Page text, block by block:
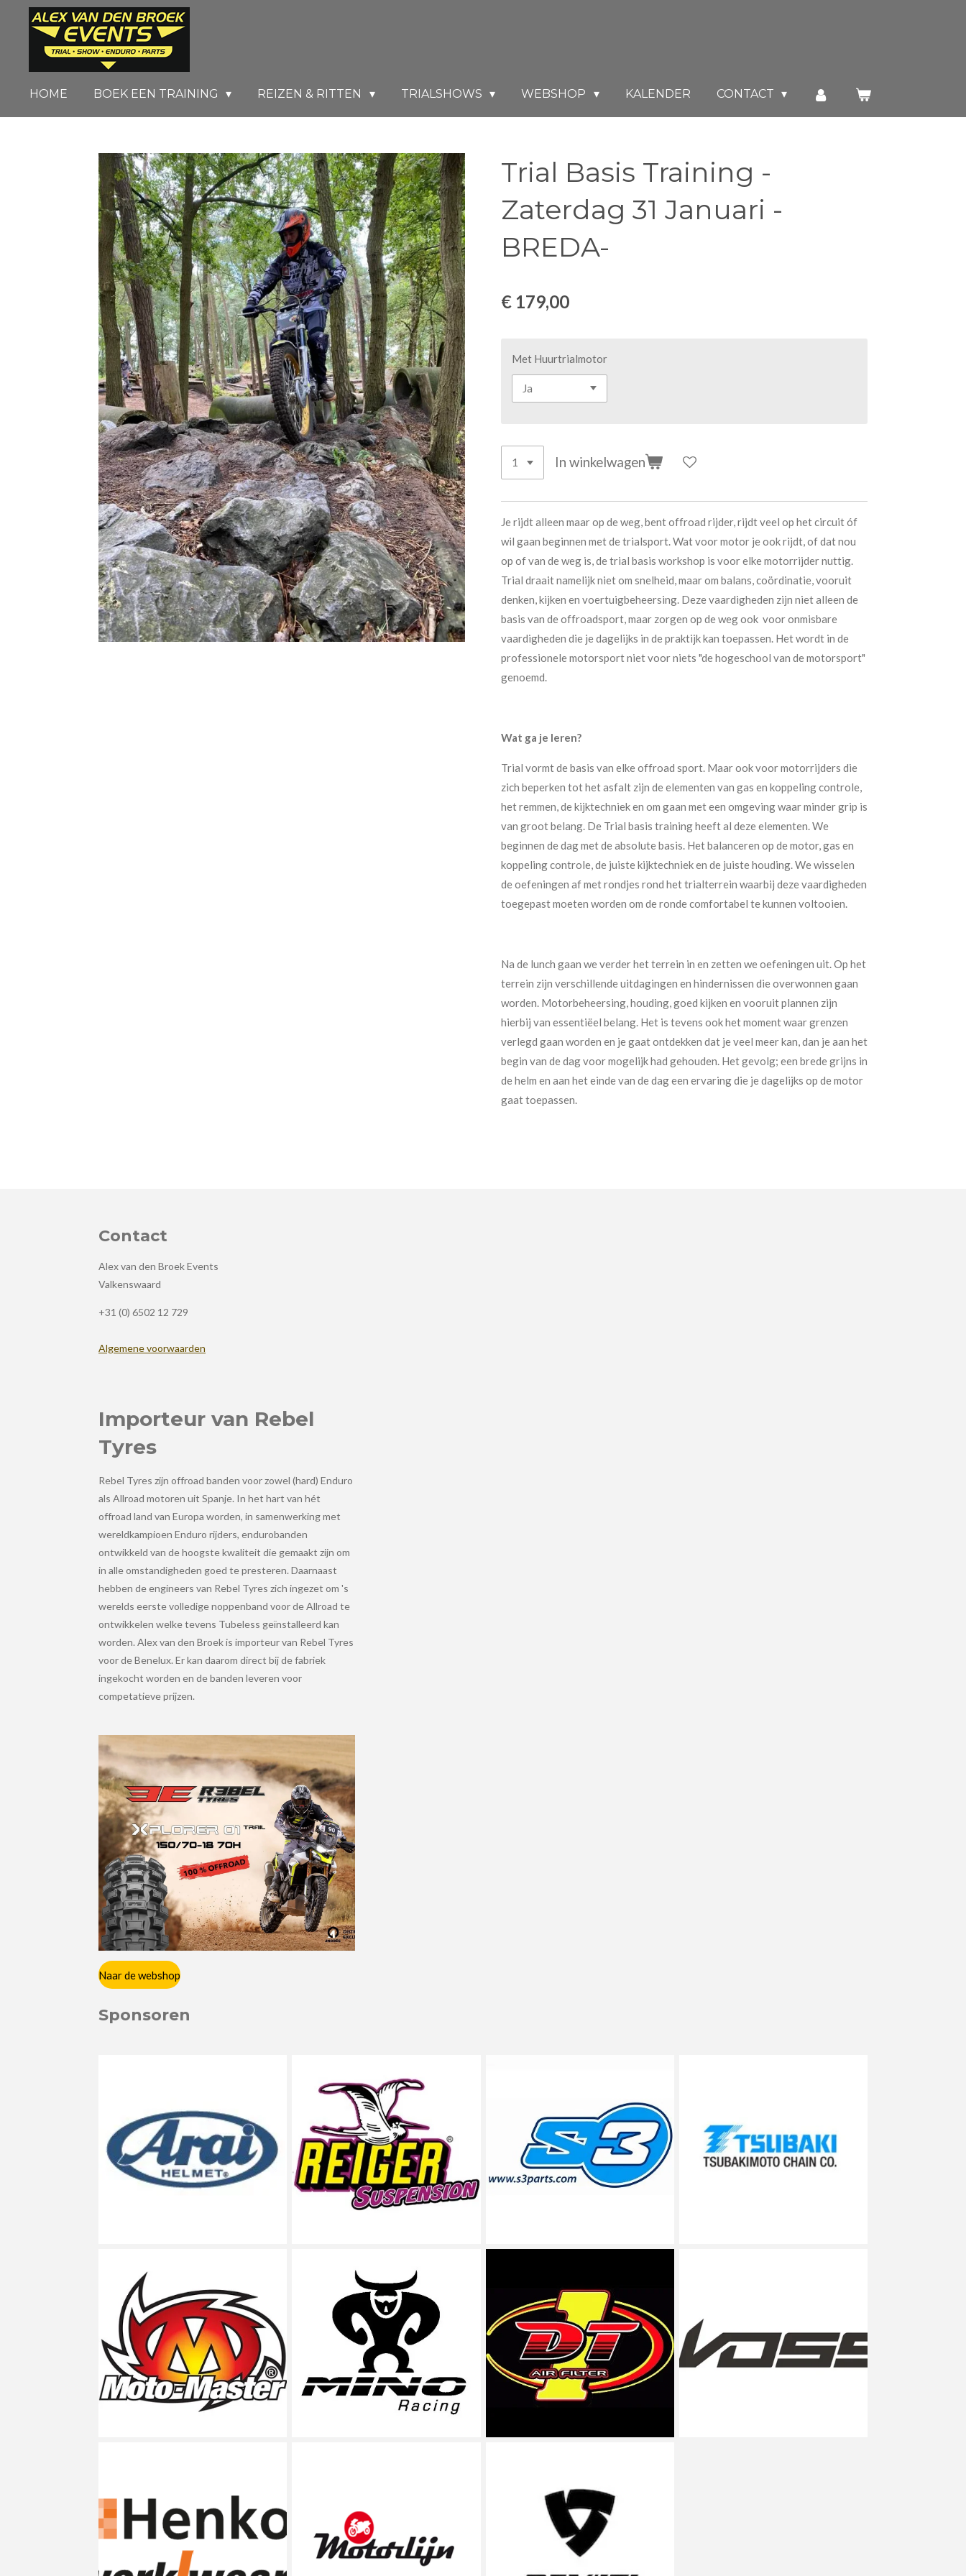
hoofdinhoud
HOME BOEK EEN TRAINING REIZEN & RITTEN TRIALSHOWS WEBSHOP KALENDER CONTACT
Trial Basis Training -
Zaterdag 31 Januari -
BREDA-
€ 179,00
Met Huurtrialmotor
In winkelwagen
Je rijdt alleen maar op de weg, bent offroad rijder, rijdt veel op het circuit óf
wil gaan beginnen met de trialsport. Wat voor motor je ook rijdt, of dat nou
op of van de weg is, de trial basis workshop is voor elke motorrijder nuttig.
Trial draait namelijk niet om snelheid, maar om balans, coördinatie, vooruit
denken, kijken en voertuigbeheersing. Deze vaardigheden zijn niet alleen de
basis van de offroadsport, maar zorgen op de weg ook voor onmisbare
vaardigheden die je dagelijks in de praktijk kan toepassen. Het wordt in de
professionele motorsport niet voor niets "de hogeschool van de motorsport"
genoemd.
Wat ga je leren?
Trial vormt de basis van elke offroad sport. Maar ook voor motorrijders die
zich beperken tot het asfalt zijn de elementen van gas en koppeling controle,
het remmen, de kijktechniek en om gaan met een omgeving waar minder grip is
van groot belang. De Trial basis training heeft al deze elementen. We
beginnen de dag met de absolute basis. Het balanceren op de motor, gas en
koppeling controle, de juiste kijktechniek en de juiste houding. We wisselen
de oefeningen af met rondjes rond het trialterrein waarbij deze vaardigheden
toegepast moeten worden om de ronde comfortabel te kunnen voltooien.
Na de lunch gaan we verder het terrein in en zetten we oefeningen uit. Op het
terrein zijn verschillende uitdagingen en hindernissen die overwonnen gaan
worden. Motorbeheersing, houding, goed kijken en vooruit plannen zijn
hierbij van essentiëel belang. Het is tevens ook het moment waar grenzen
verlegd gaan worden en je gaat ontdekken dat je veel meer kan, dan je aan het
begin van de dag voor mogelijk had gehouden. Het gevolg; een brede grijns in
de helm en aan het einde van de dag een ervaring die je dagelijks op de motor
gaat toepassen.
Contact
Alex van den Broek Events
Valkenswaard
+31 (0) 6502 12 729
Algemene voorwaarden
Importeur van Rebel
Tyres
Rebel Tyres zijn offroad banden voor zowel (hard) Enduro
als Allroad motoren uit Spanje. In het hart van hét
offroad land van Europa worden, in samenwerking met
wereldkampioen Enduro rijders, endurobanden
ontwikkeld van de hoogste kwaliteit die gemaakt zijn om
in alle omstandigheden goed te presteren. Daarnaast
hebben de engineers van Rebel Tyres zich ingezet om 's
werelds eerste volledige noppenband voor de Allroad te
ontwikkelen welke tevens Tubeless geïnstalleerd kan
worden. Alex van den Broek is importeur van Rebel Tyres
voor de Benelux. Er kan daarom direct bij de fabriek
ingekocht worden en de banden leveren voor
competatieve prijzen.
Naar de webshop
Sponsoren